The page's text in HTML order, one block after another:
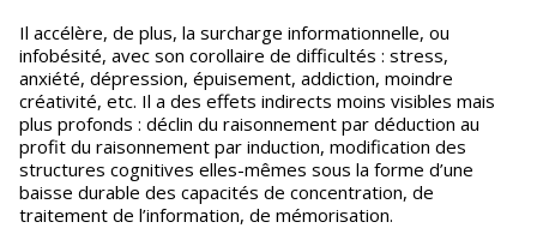
Il accélère, de plus, la surcharge informationnelle, ou
infobésité, avec son corollaire de difficultés : stress,
anxiété, dépression, épuisement, addiction, moindre
créativité, etc. Il a des effets indirects moins visibles mais
plus profonds : déclin du raisonnement par déduction au
profit du raisonnement par induction, modification des
structures cognitives elles-mêmes sous la forme d’une
baisse durable des capacités de concentration, de
traitement de l’information, de mémorisation.